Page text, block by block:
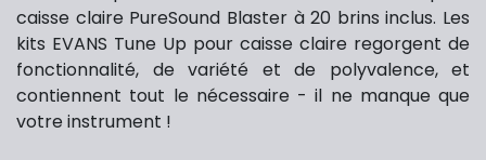
caisse claire PureSound Blaster à 20 brins inclus. Les
kits EVANS Tune Up pour caisse claire regorgent de
fonctionnalité, de variété et de polyvalence, et
contiennent tout le nécessaire - il ne manque que
votre instrument !